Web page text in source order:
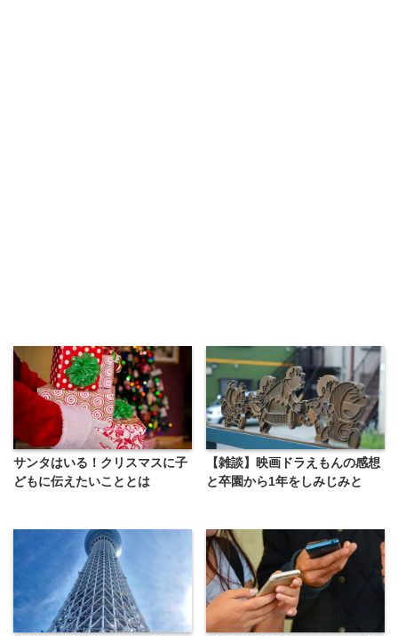
サンタはいる！クリスマスに子
どもに伝えたいこととは
【雑談】映画ドラえもんの感想
と卒園から1年をしみじみと